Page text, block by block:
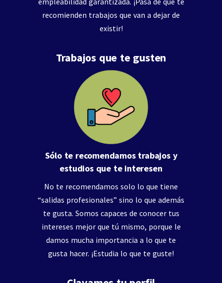
recomienden trabajos que van a dejar de
existir!
Trabajos que te gusten
Sólo te recomendamos trabajos y
estudios que te interesen
No te recomendamos solo lo que tiene
“salidas profesionales” sino lo que además
te gusta. Somos capaces de conocer tus
intereses mejor que tú mismo, porque le
damos mucha importancia a lo que te
gusta hacer. ¡Estudia lo que te guste!